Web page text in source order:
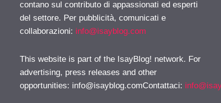
contano sul contributo di appassionati ed esperti
del settore. Per pubblicità, comunicati e
collaborazioni: info@isayblog.com
This website is part of the IsayBlog! network. For
advertising, press releases and other
opportunities: info@isayblog.comContattaci: